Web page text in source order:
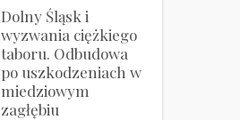
Dolny Śląsk i
wyzwania ciężkiego
taboru. Odbudowa
po uszkodzeniach w
miedziowym
zagłębiu